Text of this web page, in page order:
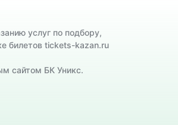
услуг по подбору,
билетов tickets-kazan.ru
сайтом БК Уникс.